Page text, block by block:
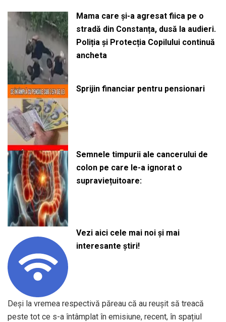
Mama care și-a agresat fiica pe o
stradă din Constanța, dusă la audieri.
Poliția și Protecția Copilului continuă
ancheta
Sprijin financiar pentru pensionari
Semnele timpurii ale cancerului de
colon pe care le-a ignorat o
supraviețuitoare:
Vezi aici cele mai noi și mai
interesante știri!
Deși la vremea respectivă păreau că au reușit să treacă
peste tot ce s-a întâmplat în emisiune, recent, în spațiul